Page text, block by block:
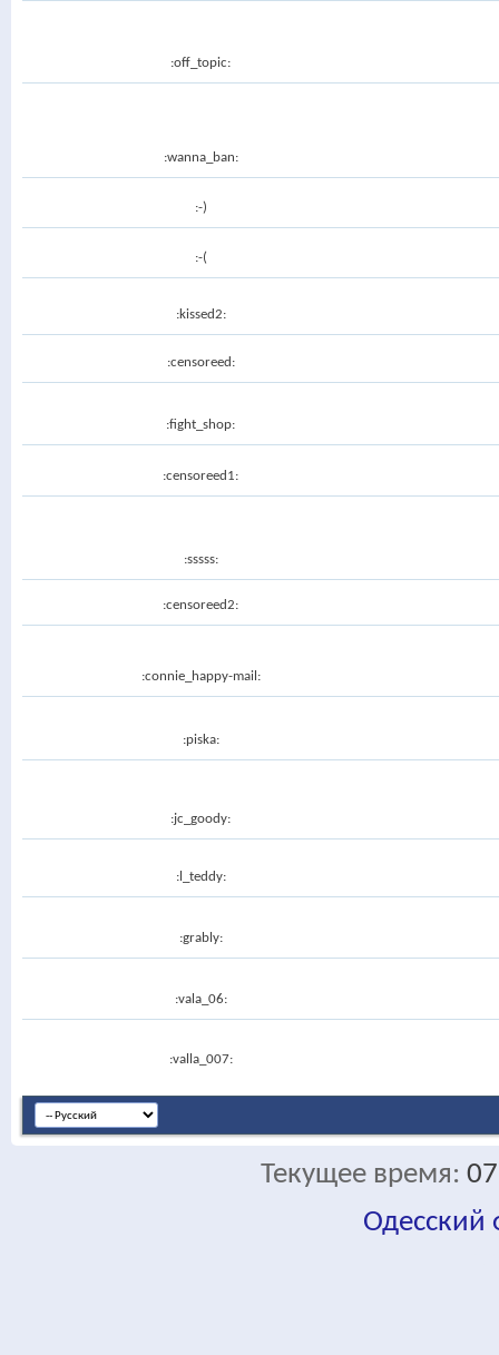
:off_topic:
:wanna_ban:
:-)
:-(
:kissed2:
:censoreed:
:fight_shop:
:censoreed1:
:sssss:
:censoreed2:
:connie_happy-mail:
:piska:
:jc_goody:
:l_teddy:
:grably:
:vala_06:
:valla_007:
Текущее время:
Одесский